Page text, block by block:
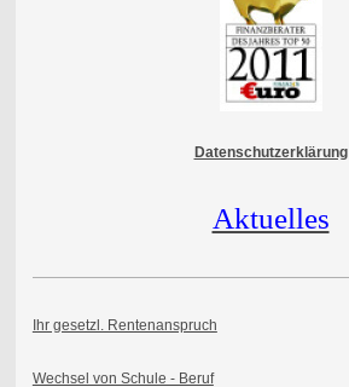
Datenschutzerklärung
Aktuelles
Ihr gesetzl. Rentenanspruch
Wechsel von Schule - Beruf